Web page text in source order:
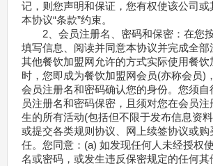
记，则您声明和保证，您有权使该公司或
本协议“条款”约束。
2、会员注册名、密码和保密：在您
填写信息、阅读并同意本协议并完成全部
其他餐饮加盟网允许的方式实际使用餐饮
时，您即成为餐饮加盟网会员(亦称会员)
会员注册名和密码确认您的身份。您须自
员注册名和密码保密，且须对您在会员
生的所有活动(包括但不限于发布信息资
或提交各类规则协议、网上续签协议或
任。您同意：(a) 如发现任何人未经授权
名或密码，或发生违反保密规定的任何其